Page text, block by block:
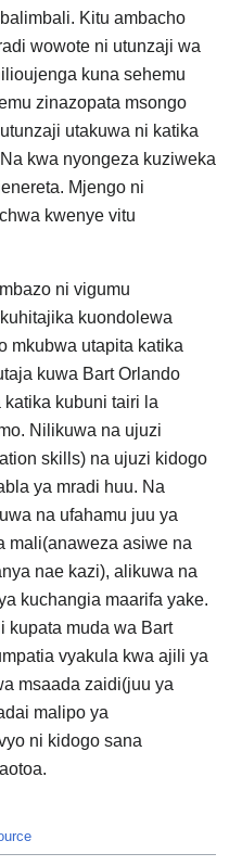
Kitu ambacho
wowote ni utunzaji wa
kuna sehemu
zinazopata msongo
utakuwa ni katika
kwa nyongeza kuziweka
Mjengo ni
kwenye vitu
ni vigumu
kuondolewa
mkubwa utapita katika
kuwa Bart Orlando
kubuni tairi la
Nilikuwa na ujuzi
skills) na ujuzi kidogo
ya mradi huu. Na
na ufahamu juu ya
mali(anaweza asiwe na
nae kazi), alikuwa na
kuchangia maarifa yake.
kupata muda wa Bart
vyakula kwa ajili ya
msaada zaidi(juu ya
malipo ya
ni kidogo sana